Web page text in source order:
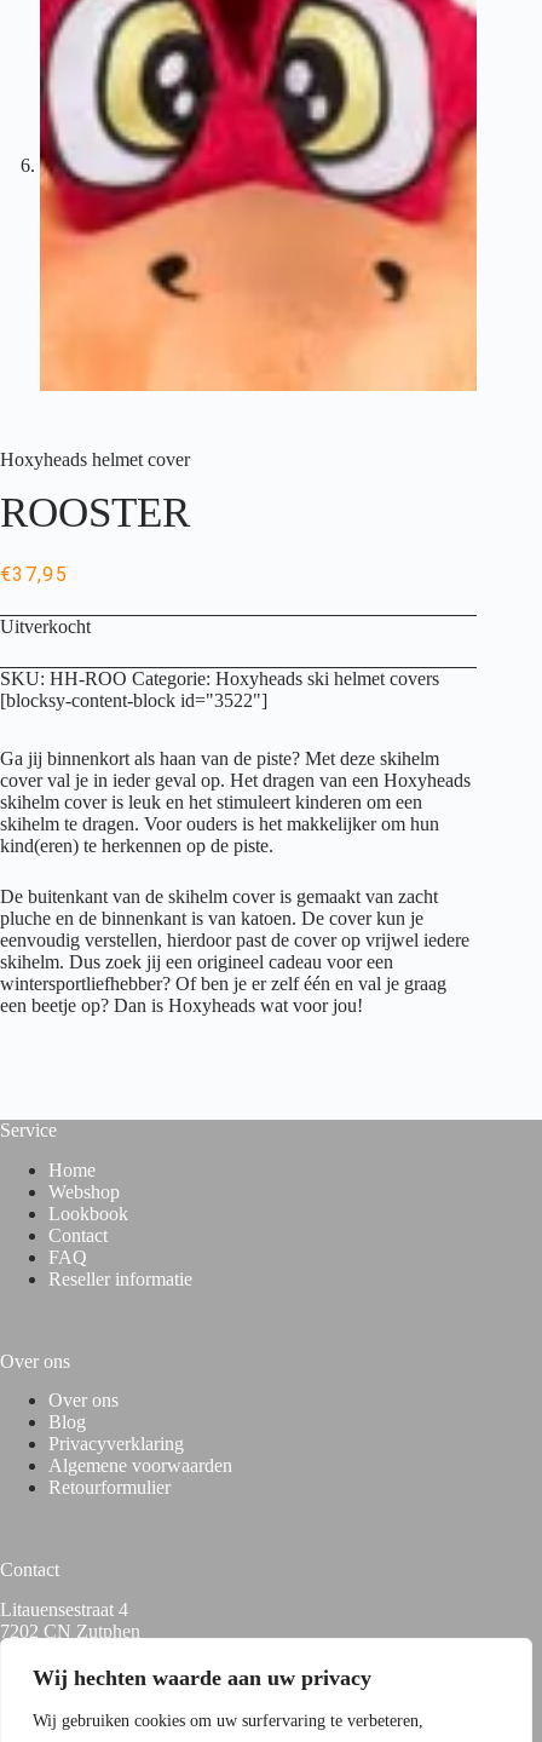
Wij hechten waarde aan uw privacy
Wij gebruiken cookies om uw surfervaring te verbeteren,
Hoxyheads helmet cover
ROOSTER
€37,95
Uitverkocht
SKU: HH-ROO Categorie: Hoxyheads ski helmet covers
[blocksy-content-block id="3522"]
Ga jij binnenkort als haan van de piste? Met deze skihelm
cover val je in ieder geval op. Het dragen van een Hoxyheads
skihelm cover is leuk en het stimuleert kinderen om een
skihelm te dragen. Voor ouders is het makkelijker om hun
kind(eren) te herkennen op de piste.
De buitenkant van de skihelm cover is gemaakt van zacht
pluche en de binnenkant is van katoen. De cover kun je
eenvoudig verstellen, hierdoor past de cover op vrijwel iedere
skihelm. Dus zoek jij een origineel cadeau voor een
wintersportliefhebber? Of ben je er zelf één en val je graag
een beetje op? Dan is Hoxyheads wat voor jou!
Service
Home
Webshop
Lookbook
Contact
FAQ
Reseller informatie
Over ons
Over ons
Blog
Privacyverklaring
Algemene voorwaarden
Retourformulier
Contact
Litauensestraat 4
7202 CN Zutphen
info@hoxyheads.com